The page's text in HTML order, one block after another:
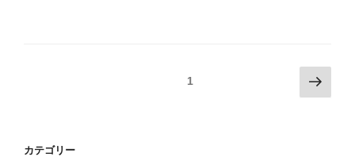
ペ
1
次
の
カテゴリー